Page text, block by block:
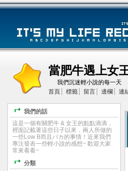
當肥牛遇上女
我們沉迷輕小說的每一天
首頁
標籤 留言 邊欄 連
我們的話
這是一個有關肥牛 & 女王的點點滴滴，
裡面記載著這些日子以來，兩人所做的
一些Low B而且バカ的事情！近來我們
專注發表一些輕小說的感想~ 歡迎大家
常來看看~
分類